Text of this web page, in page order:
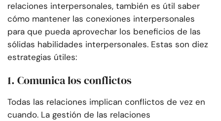
relaciones interpersonales, también es útil saber
cómo mantener las conexiones interpersonales
para que pueda aprovechar los beneficios de las
sólidas habilidades interpersonales. Estas son diez
estrategias útiles:
1. Comunica los conflictos
Todas las relaciones implican conflictos de vez en
cuando. La gestión de las relaciones